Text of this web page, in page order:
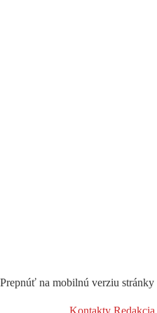
Prepnúť na mobilnú verziu stránky
Kontakty Redakcia